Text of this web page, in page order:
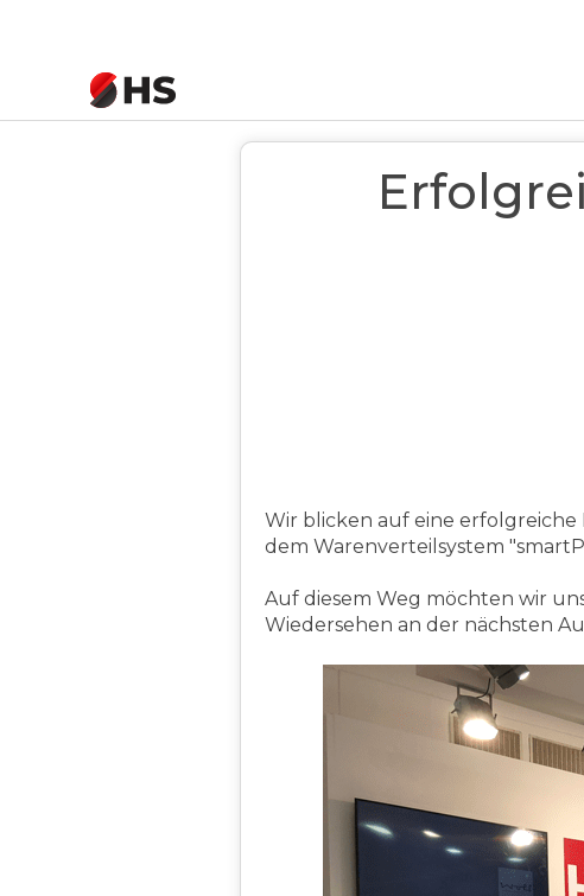
Erfolgreiche Messetage an
Wir blicken auf eine erfolgreiche
dem Warenverteilsystem
Auf diesem Weg möchten wir
Wiedersehen an der nächsten